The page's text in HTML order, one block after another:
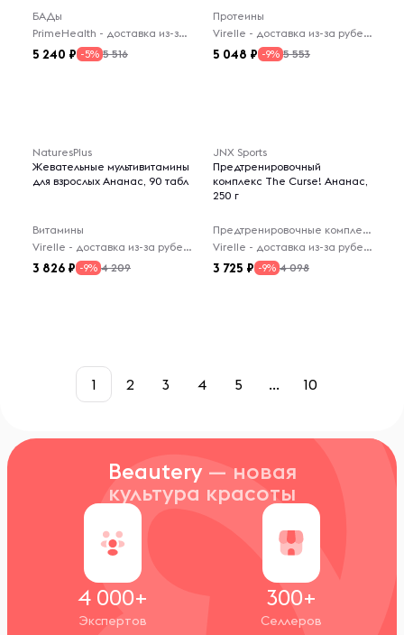
БАДы
PrimeHealth - доставка из-за рубежа
5 240 -5% 5 516
Протеины
Virelle - доставка из-за рубежа
5 048 -9% 5 553
NaturesPlus
Жевательные мультивитамины
для взрослых Ананас, 90 табл
Витамины
Virelle - доставка из-за рубежа
3 826 -9% 4 209
JNX Sports
Предтренировочный
комплекс The Curse! Ананас,
250 г
Предтренировочные комплексы
Virelle - доставка из-за рубежа
3 725 -9% 4 098
1 2 3 4 5 ... 10
Beautery — новая
культура красоты
4 000+
Экспертов
300+
Селлеров